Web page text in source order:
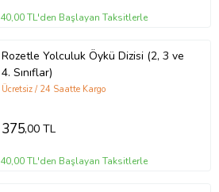
40,00 TL'den Başlayan Taksitlerle
Rozetle Yolculuk Öykü Dizisi (2, 3 ve
4. Sınıflar)
Ücretsiz / 24 Saatte Kargo
375,00 TL
40,00 TL'den Başlayan Taksitlerle